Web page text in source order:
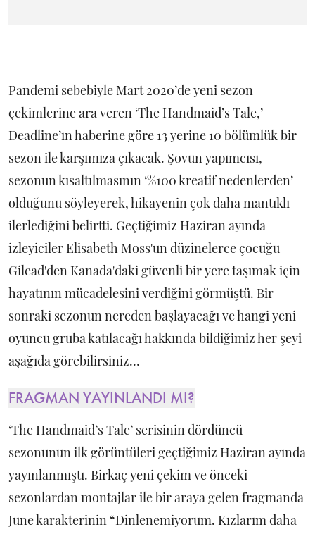
Pandemi sebebiyle Mart 2020’de yeni sezon
çekimlerine ara veren ‘The Handmaid’s Tale,’
Deadline’ın haberine göre 13 yerine 10 bölümlük bir
sezon ile karşımıza çıkacak. Şovun yapımcısı,
sezonun kısaltılmasının ‘%100 kreatif nedenlerden’
olduğunu söyleyerek, hikayenin çok daha mantıklı
ilerlediğini belirtti. Geçtiğimiz Haziran ayında
izleyiciler Elisabeth Moss'un düzinelerce çocuğu
Gilead'den Kanada'daki güvenli bir yere taşımak için
hayatının mücadelesini verdiğini görmüştü. Bir
sonraki sezonun nereden başlayacağı ve hangi yeni
oyuncu gruba katılacağı hakkında bildiğimiz her şeyi
aşağıda görebilirsiniz…
FRAGMAN YAYINLANDI MI?
‘The Handmaid’s Tale’ serisinin dördüncü
sezonunun ilk görüntüleri geçtiğimiz Haziran ayında
yayınlanmıştı. Birkaç yeni çekim ve önceki
sezonlardan montajlar ile bir araya gelen fragmanda
June karakterinin “Dinlenemiyorum. Kızlarım daha